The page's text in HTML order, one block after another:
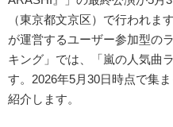
（東京都文京区）で行われま
が運営するユーザー参加型の
キング」では、「嵐の人気曲
す。2026年5月30日時点で集
紹介します。